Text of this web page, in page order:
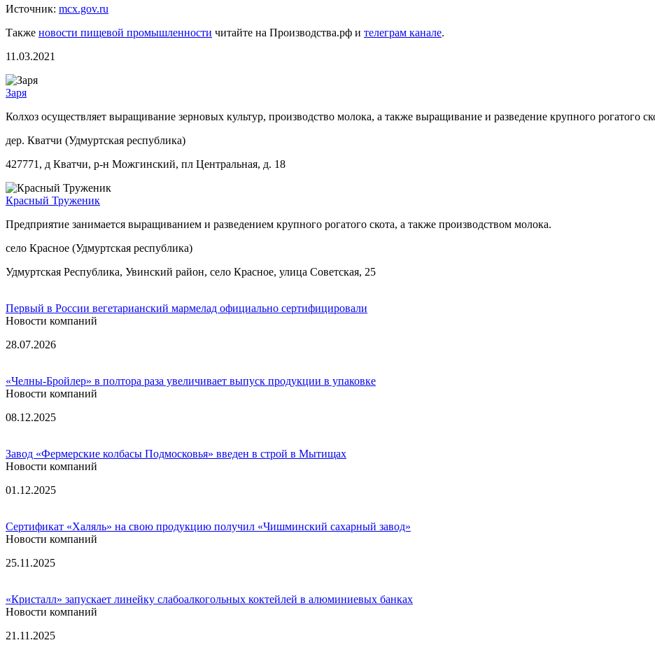
Источник: mcx.gov.ru
Также новости пищевой промышленности читайте на Производства.рф и телеграм канале.
11.03.2021
Заря
Колхоз осуществляет выращивание зерновых культур, производство молока, а также выращивание и разведение крупного рогатого
дер. Кватчи (Удмуртская республика)
427771, д Кватчи, р-н Можгинский, пл Центральная, д. 18
Красный Труженик
Предприятие занимается выращиванием и разведением крупного рогатого скота, а также производством молока.
село Красное (Удмуртская республика)
Удмуртская Республика, Увинский район, село Красное, улица Советская, 25
Первый в России вегетарианский мармелад официально сертифицировали
Новости компаний
28.07.2026
«Челны-Бройлер» в полтора раза увеличивает выпуск продукции в упаковке
Новости компаний
08.12.2025
Завод «Фермерские колбасы Подмосковья» введен в строй в Мытищах
Новости компаний
01.12.2025
Сертификат «Халяль» на свою продукцию получил «Чишминский сахарный завод»
Новости компаний
25.11.2025
«Кристалл» запускает линейку слабоалкогольных коктейлей в алюминиевых банках
Новости компаний
21.11.2025